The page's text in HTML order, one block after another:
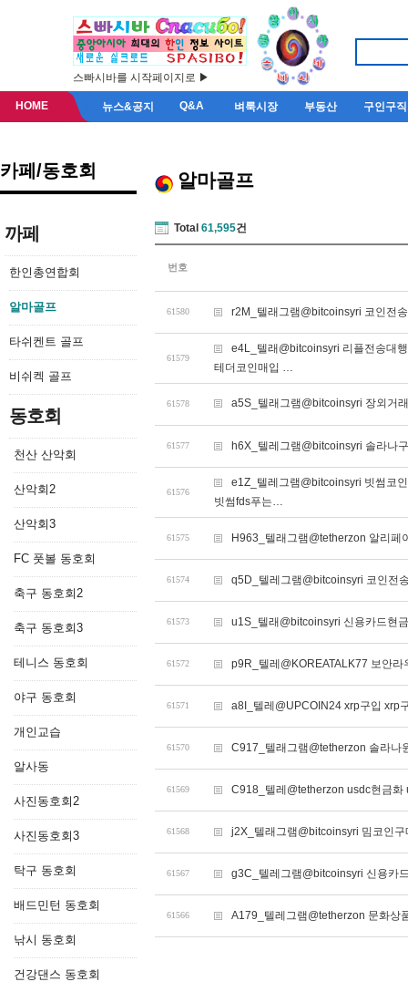
스빠시바를 시작페이지로 ▶
HOME 뉴스&공지 Q&A 벼룩시장 부동산 구인구직
카페/동호회
까페
한인총연합회
알마골프
타쉬켄트 골프
비쉬켁 골프
동호회
천산 산악회
산악회2
산악회3
FC 풋볼 동호회
축구 동호회2
축구 동호회3
테니스 동호회
야구 동호회
개인교습
알사동
사진동호회2
사진동호회3
탁구 동호회
배드민턴 동호회
낚시 동호회
건강댄스 동호회
알마골프
Total 61,595건
번호
61580 r2M_텔래그램@bitcoinsyri 코인전
61579
e4L_텔래@bitcoinsyri 리플전송대
테더코인매입 …
61578 a5S_텔래그램@bitcoinsyri 장외거
61577 h6X_텔레그램@bitcoinsyri 솔라나
61576
e1Z_텔레그램@bitcoinsyri 빗썸코
빗썸fds푸는…
61575 H963_텔래그램@tetherzon 알리페
61574 q5D_텔레그램@bitcoinsyri 코인전
61573 u1S_텔래@bitcoinsyri 신용카드현
61572 p9R_텔레@KOREATALK77 보안라
61571 a8I_텔레@UPCOIN24 xrp구입 xrp
61570 C917_텔래그램@tetherzon 솔라나
61569 C918_텔레@tetherzon usdc현금화
61568 j2X_텔래그램@bitcoinsyri 밈코인
61567 g3C_텔레그램@bitcoinsyri 신용카
61566 A179_텔레그램@tetherzon 문화상